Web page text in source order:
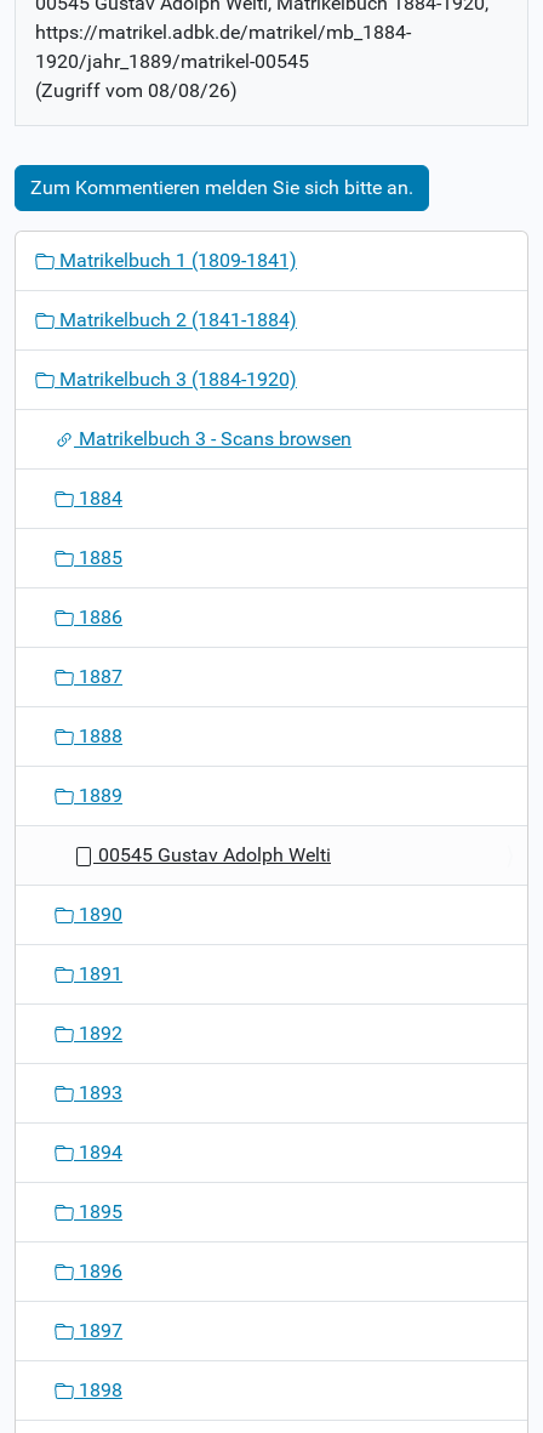
https://matrikel.adbk.de/matrikel/mb_1884-
1920/jahr_1889/matrikel-00545
(Zugriff vom 08/08/26)
Zum Kommentieren melden Sie sich bitte an.
o
Matrikelbuch 1 (1809-1841)
Matrikelbuch 2 (1841-1884)
Matrikelbuch 3 (1884-1920)
Matrikelbuch 3 - Scans browsen
1884
1885
1886
1887
1888
1889
00545 Gustav Adolph Welti
1890
1891
1892
1893
1894
1895
1896
1897
1898